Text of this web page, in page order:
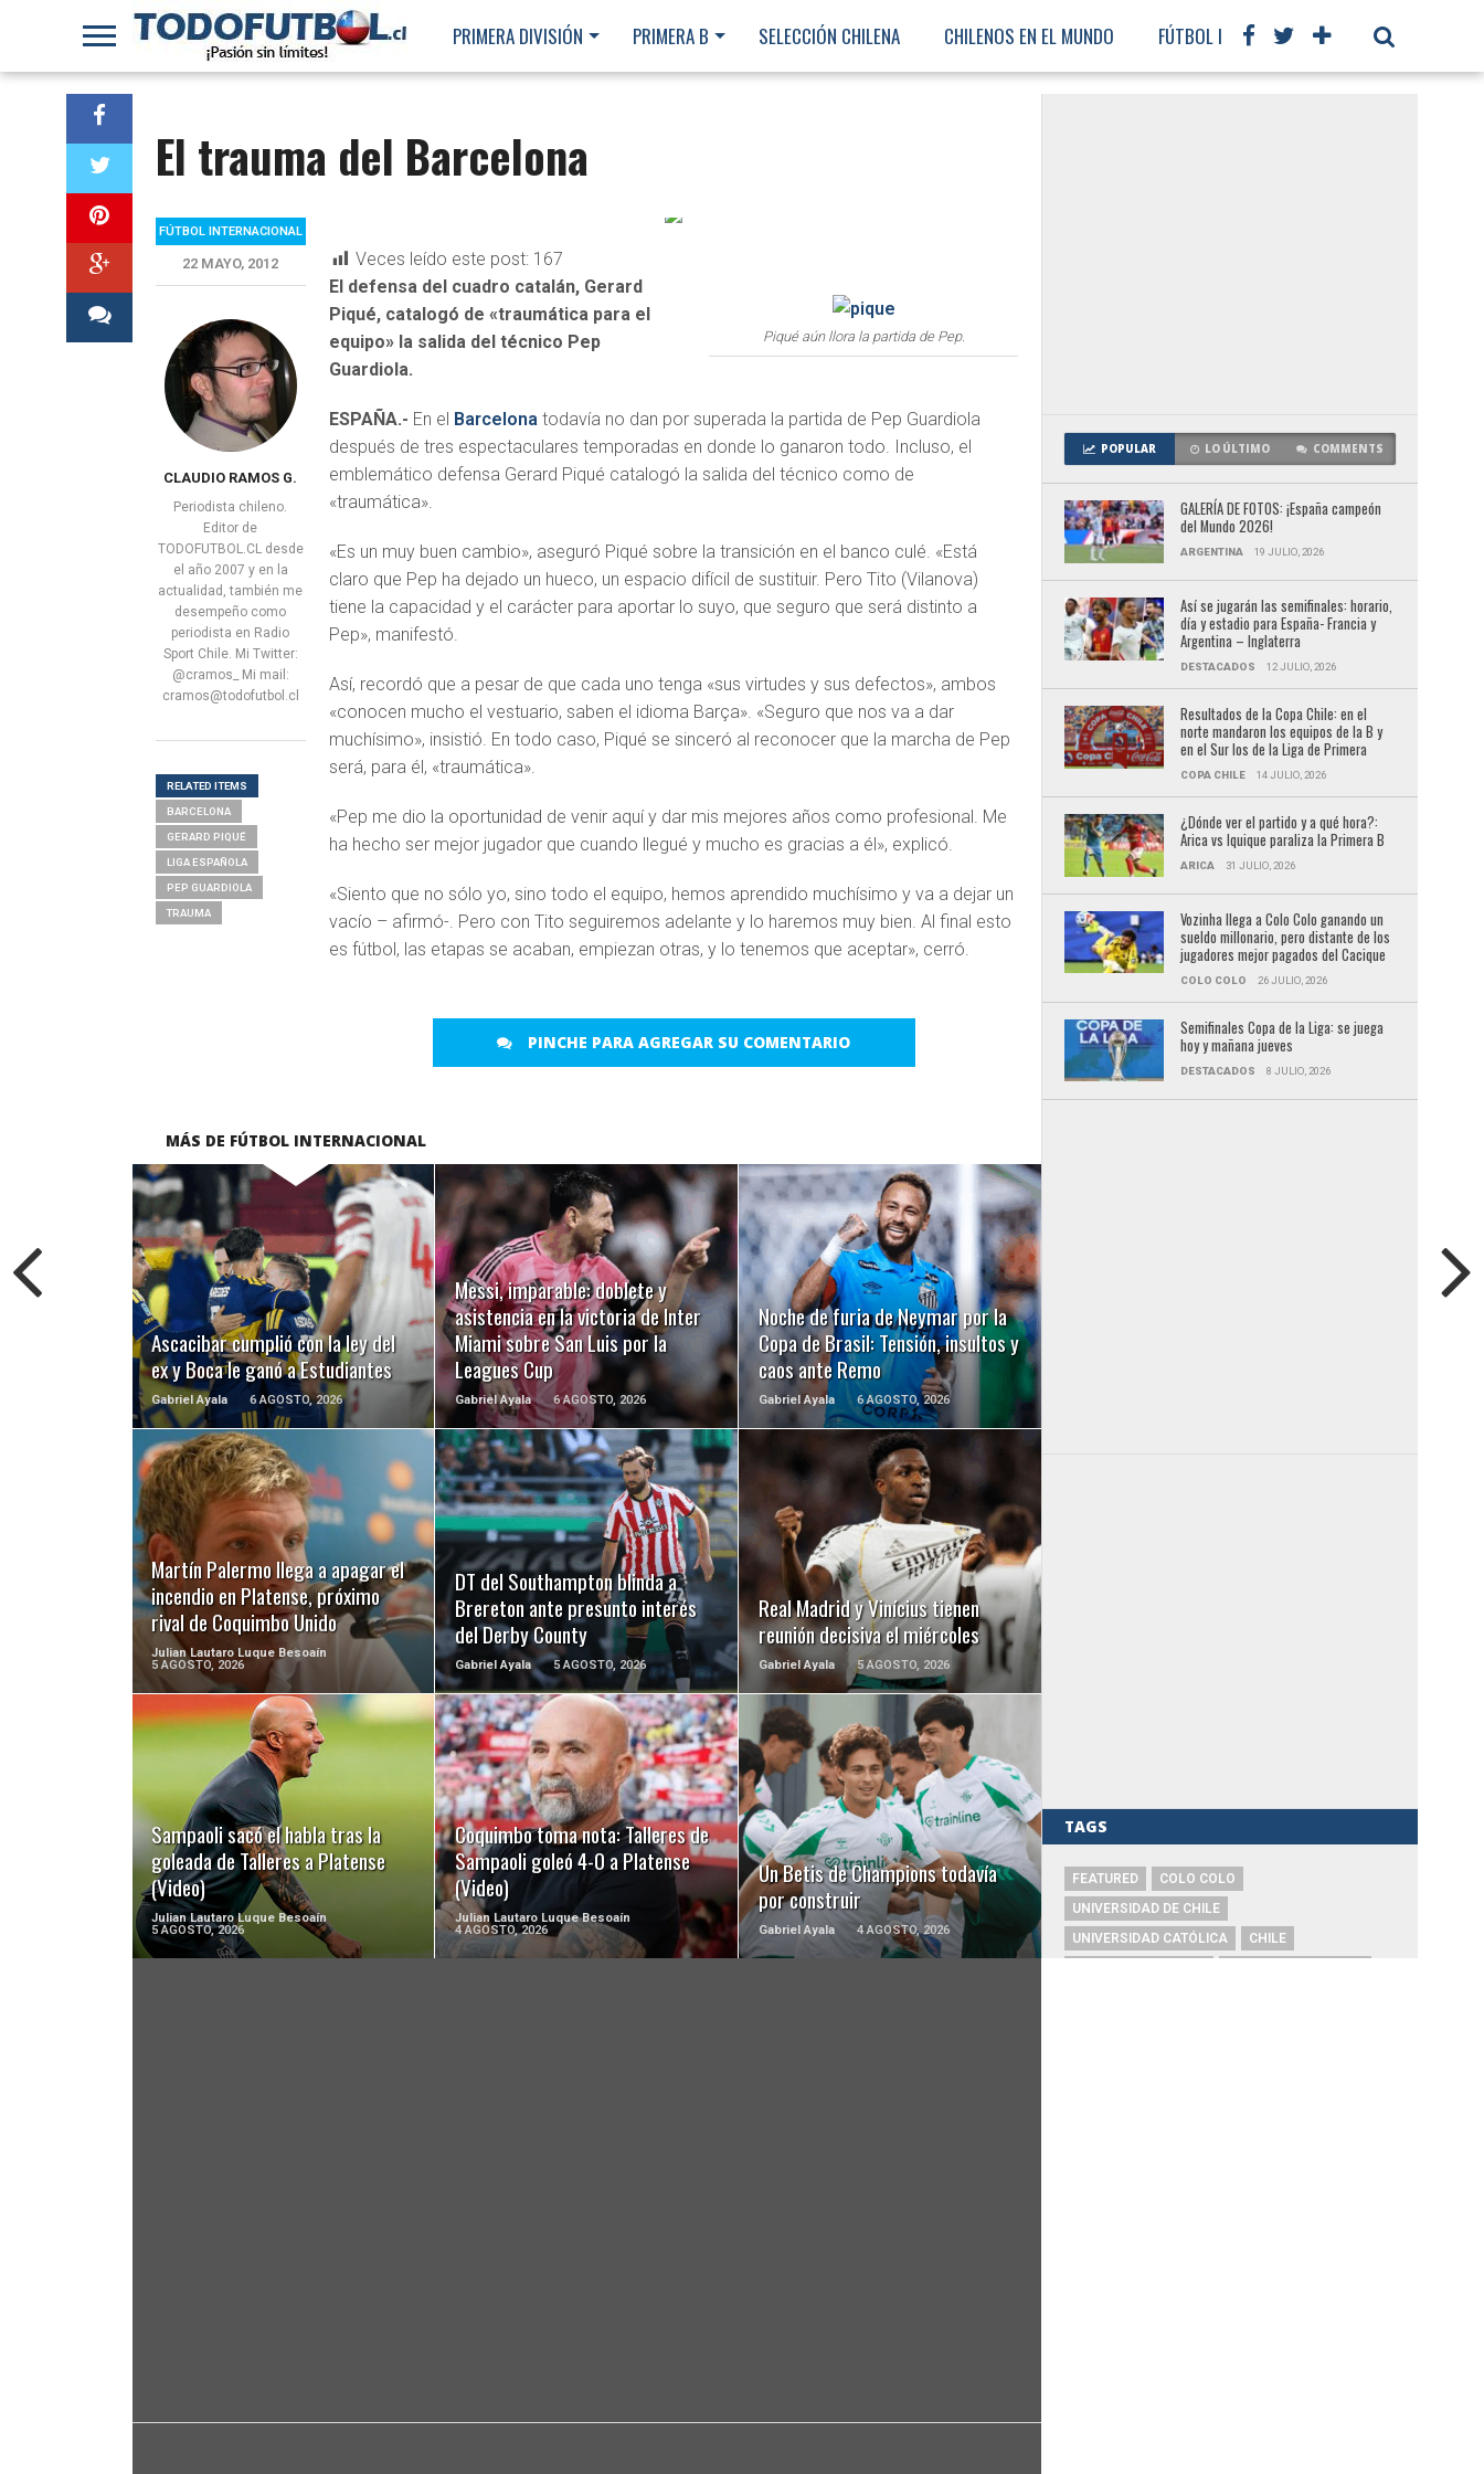
PRIMERA DIVISIÓN PRIMERA B SELECCIÓN CHILENA CHILENOS EN EL MUNDO FÚTBOL INTERNACIONAL
El trauma del Barcelona
Veces leído este post: 167
Piqué aún llora la partida de Pep.
El defensa del cuadro catalán, Gerard
Piqué, catalogó de «traumática para el
equipo» la salida del técnico Pep
Guardiola.
ESPAÑA.- En el Barcelona todavía no dan por superada la partida de Pep Guardiola
después de tres espectaculares temporadas en donde lo ganaron todo. Incluso, el
emblemático defensa Gerard Piqué catalogó la salida del técnico como de
«traumática».
«Es un muy buen cambio», aseguró Piqué sobre la transición en el banco culé. «Está
claro que Pep ha dejado un hueco, un espacio difícil de sustituir. Pero Tito (Vilanova)
tiene la capacidad y el carácter para aportar lo suyo, que seguro que será distinto a
Pep», manifestó.
Así, recordó que a pesar de que cada uno tenga «sus virtudes y sus defectos», ambos
«conocen mucho el vestuario, saben el idioma Barça». «Seguro que nos va a dar
muchísimo», insistió. En todo caso, Piqué se sinceró al reconocer que la marcha de Pep
será, para él, «traumática».
«Pep me dio la oportunidad de venir aquí y dar mis mejores años como profesional. Me
ha hecho ser mejor jugador que cuando llegué y mucho es gracias a él», explicó.
«Siento que no sólo yo, sino todo el equipo, hemos aprendido muchísimo y va a dejar un
vacío – afirmó-. Pero con Tito seguiremos adelante y lo haremos muy bien. Al final esto
es fútbol, las etapas se acaban, empiezan otras, y lo tenemos que aceptar», cerró.
PINCHE PARA AGREGAR SU COMENTARIO
FÚTBOL INTERNACIONAL
22 MAYO, 2012
CLAUDIO RAMOS G.
Periodista chileno.
Editor de
TODOFUTBOL.CL desde
el año 2007 y en la
actualidad, también me
desempeño como
periodista en Radio
Sport Chile. Mi Twitter:
@cramos_ Mi mail:
cramos@todofutbol.cl
RELATED ITEMS
BARCELONA
GERARD PIQUÉ
LIGA ESPAÑOLA
PEP GUARDIOLA
TRAUMA
MÁS DE FÚTBOL INTERNACIONAL
Ascacibar cumplió con la ley del
ex y Boca le ganó a Estudiantes
Gabriel Ayala 6 AGOSTO, 2026
LEER MÁS
Messi, imparable: doblete y
asistencia en la victoria de Inter
Miami sobre San Luis por la
Leagues Cup
Gabriel Ayala 6 AGOSTO, 2026
LEER MÁS
Noche de furia de Neymar por la
Copa de Brasil: Tensión, insultos y
caos ante Remo
Gabriel Ayala 6 AGOSTO, 2026
LEER MÁS
Martín Palermo llega a apagar el
incendio en Platense, próximo
rival de Coquimbo Unido
Julian Lautaro Luque Besoaín
5 AGOSTO, 2026
LEER MÁS
DT del Southampton blinda a
Brereton ante presunto interés
del Derby County
Gabriel Ayala 5 AGOSTO, 2026
LEER MÁS
Real Madrid y Vinícius tienen
reunión decisiva el miércoles
Gabriel Ayala 5 AGOSTO, 2026
LEER MÁS
Sampaoli sacó el habla tras la
goleada de Talleres a Platense
(Video)
Julian Lautaro Luque Besoaín
5 AGOSTO, 2026
LEER MÁS
Coquimbo toma nota: Talleres de
Sampaoli goleó 4-0 a Platense
(Video)
Julian Lautaro Luque Besoaín
4 AGOSTO, 2026
LEER MÁS
Un Betis de Champions todavía
por construir
Gabriel Ayala 4 AGOSTO, 2026
LEER MÁS
POPULAR LO ÚLTIMO COMMENTS
GALERÍA DE FOTOS: ¡España campeón
del Mundo 2026!
ARGENTINA 19 JULIO, 2026
Así se jugarán las semifinales: horario,
día y estadio para España- Francia y
Argentina – Inglaterra
DESTACADOS 12 JULIO, 2026
Resultados de la Copa Chile: en el
norte mandaron los equipos de la B y
en el Sur los de la Liga de Primera
COPA CHILE 14 JULIO, 2026
¿Dónde ver el partido y a qué hora?:
Arica vs Iquique paraliza la Primera B
ARICA 31 JULIO, 2026
Vozinha llega a Colo Colo ganando un
sueldo millonario, pero distante de los
jugadores mejor pagados del Cacique
COLO COLO 26 JULIO, 2026
Semifinales Copa de la Liga: se juega
hoy y mañana jueves
DESTACADOS 8 JULIO, 2026
TAGS
FEATURED
COLO COLO
UNIVERSIDAD DE CHILE
UNIVERSIDAD CATÓLICA
CHILE